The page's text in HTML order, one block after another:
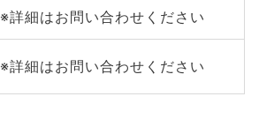
※詳細はお問い合わせください
※詳細はお問い合わせください